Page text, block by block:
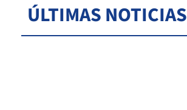
ÚLTIMAS NOTICIAS